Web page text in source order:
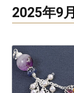
2025年9